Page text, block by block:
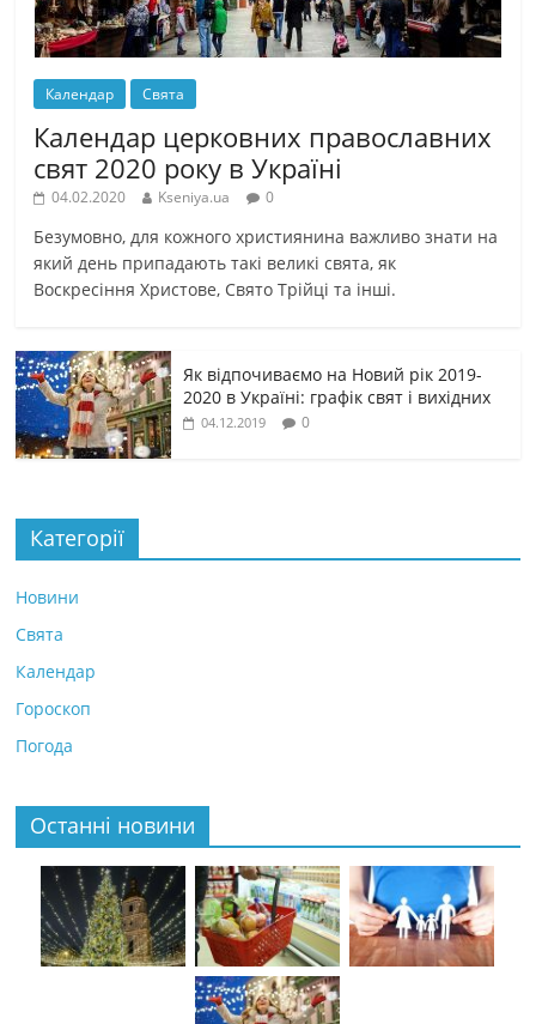
Календар Свята
Календар церковних православних
свят 2020 року в Україні
04.02.2020 Kseniya.ua 0
Безумовно, для кожного християнина важливо знати на
який день припадають такі великі свята, як
Воскресіння Христове, Свято Трійці та інші.
Як відпочиваємо на Новий рік 2019-
2020 в Україні: графік свят і вихідних
04.12.2019 0
Категорії
Новини
Свята
Календар
Гороскоп
Погода
Останні новини